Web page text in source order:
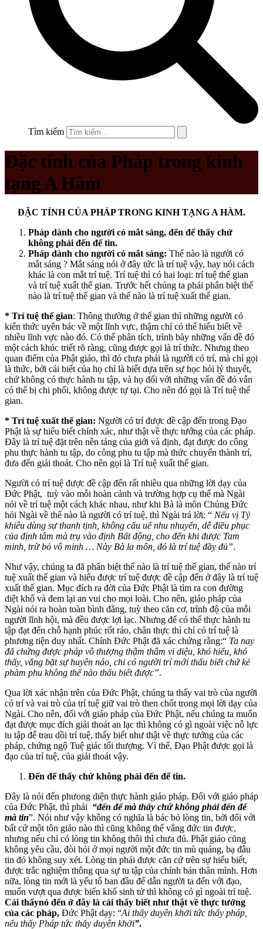
Tìm kiếm
Đặc tính của Pháp trong kinh
tạng A Hàm
ĐẶC TÍNH CỦA PHÁP TRONG KINH TẠNG A HÀM.
Pháp dành cho người có mắt sáng, đến để thấy chứ
không phải đến để tin.
Pháp dành cho người có mắt sáng: Thế nào là người có
mắt sáng ? Mắt sáng nói ở đây tức là trí tuệ vậy, hay nói cách
khác là con mắt trí tuệ. Trí tuệ thì có hai loại: trí tuệ thế gian
và trí tuệ xuất thế gian. Trước hết chúng ta phải phân biệt thế
nào là trí tuệ thế gian và thế nào là trí tuệ xuất thế gian.
* Trí tuệ thế gian: Thông thường ở thế gian thì những người có
kiến thức uyên bác về một lĩnh vực, thậm chí có thể hiểu biết về
nhiều lĩnh vực nào đó. Có thể phân tích, trình bày những vấn đề đó
một cách khúc triết rõ ràng, cũng được gọi là trí thức. Nhưng theo
quan điểm của Phật giáo, thì đó chưa phải là người có trí, mà chỉ gọi
là thức, bởi cái biết của họ chỉ là biết dựa trên sự học hỏi lý thuyết,
chứ không có thực hành tu tập, và họ đối với những vấn đề đó vẫn
có thể bị chi phối, không được tự tại. Cho nên đó gọi là Trí tuệ thế
gian.
* Trí tuệ xuất thế gian: Người có trí được đề cập đến trong Đạo
Phật là sự hiểu biết chính xác, như thật về thực tướng của các pháp.
Đây là trí tuệ đặt trên nền tảng của giới và định, đạt được do công
phu thực hành tu tập, do công phu tu tập mà thức chuyển thành trí,
đưa đến giải thoát. Cho nên gọi là Trí tuệ xuất thế gian.
Người có trí tuệ được đề cập đến rất nhiều qua những lời dạy của
Đức Phật, tuỳ vào mỗi hoàn cảnh và trường hợp cụ thể mà Ngài
nói về trí tuệ một cách khác nhau, như khi Bà là môn Chủng Đức
hỏi Ngài về thế nào là người có trí tuệ, thì Ngài trả lời: “ Nếu vị Tỷ
khiêu dùng sự thanh tịnh, không cấu uế nhu nhuyến, dễ điều phục
của định tâm mà trụ vào định Bất động, cho đến khi được Tam
minh, trừ bỏ vô minh … Này Bà la môn, đó là trí tuệ đầy đủ”.
Như vậy, chúng ta đã phân biệt thế nào là trí tuệ thế gian, thế nào trí
tuệ xuất thế gian và hiểu được trí tuệ được đề cập đến ở đây là trí tuệ
xuất thế gian. Mục đích ra đời của Đức Phật là tìm ra con đường
diệt khổ và đem lại an vui cho mọi loài. Cho nên, giáo pháp của
Ngài nói ra hoàn toàn bình đẳng, tuỳ theo căn cơ, trình độ của mỗi
người lĩnh hội, mà đều được lợi lạc. Nhưng để có thể thực hành tu
tập đạt đến chỗ hạnh phúc rốt ráo, chân thực thì chỉ có trí tuệ là
phương tiện duy nhất. Chính Đức Phật đã xác chứng rằng:“ Ta nay
đã chứng được pháp vô thượng thậm thâm vi diệu, khó hiểu, khó
thấy, vắng bặt sự huyên náo, chỉ có người trí mới thấu biết chứ kẻ
phàm phu không thể nào thấu biết được”.
Qua lời xác nhận trên của Đức Phật, chúng ta thấy vai trò của người
có trí và vai trò của trí tuệ giữ vai trò then chốt trong mọi lời dạy của
Ngài. Cho nên, đối với giáo pháp của Đức Phật, nếu chúng ta muốn
đạt được mục đích giải thoát an lạc thì không có gì ngoài việc nỗ lực
tu tập để trau dồi trí tuệ, thấy biết như thật về thực tướng của các
pháp, chứng ngộ Tuệ giác tối thượng. Vì thế, Đạo Phật được gọi là
đạo của trí tuệ, của giải thoát vậy.
Đến để thấy chứ không phải đến để tin.
Đây là nói đến phưong diện thực hành giáo pháp. Đối với giáo pháp
của Đức Phật, thì phải “đến để mà thấy chứ không phải đến để
mà tin”. Nói như vậy không có nghĩa là bác bỏ lòng tin, bởi đối với
bất cứ một tôn giáo nào thì cũng không thể vắng đức tin được,
nhưng nếu chỉ có lòng tin không thôi thì chưa đủ. Phật giáo cũng
không yêu cầu, đòi hỏi ở mọi người một đức tin mù quáng, bạ đâu
tin đó không suy xét. Lòng tin phải được căn cứ trên sự hiểu biết,
được trắc nghiệm thông qua sự tu tập của chính bản thân mình. Hơn
nữa, lòng tin mới là yếu tố ban đầu để dẫn người ta đến với đạo,
muốn vượt qua được biển khổ sinh tử thì không có gì ngoài trí tuệ.
Cái thấynó đến ở đây là cái thấy biết như thật về thực tướng
của các pháp, Đức Phật dạy: “Ai thấy duyên khởi tức thấy pháp,
nếu thấy Pháp tức thấy duyên khởi”.